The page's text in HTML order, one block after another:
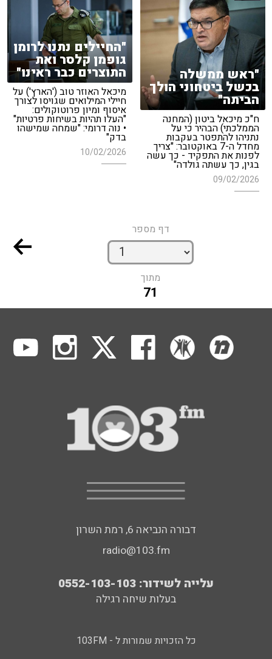
"החיילים נתנו לרומן
גופמן קלסר ואת
התוצרים כבר ראינו"
מיכאל האוזר טוב ('הארץ') על
חיילי המילואים שגויסו לצורך
איסוף ומיון פרוטוקולים:
"העלו תהיות בשיחות פרטיות"
• נוה דרומי: "שמחה שמישהו
בדק"
10/02/2026
"ראש ממשלה
בכשל ביטחוני הולך
הביתה"
ח"כ מיכאל ביטון (המחנה
הממלכתי) הבהיר כי על
נתניהו להתפטר בעקבות
מחדל ה-7 באוקטובר: "צריך
לפנות את התפקיד - כך עשה
בגין, כך עשתה גולדה"
09/02/2026
דף מספר
מתוך
71
דבורה הנביאה 6, רמת השרון
radio@103.fm
עלייה לשידור: 0552-103-103
בעלות שיחה רגילה
כל הזכויות שמורות ל - 103FM